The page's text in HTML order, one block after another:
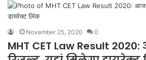
November 25, 2020 0
MHT CET Law Result